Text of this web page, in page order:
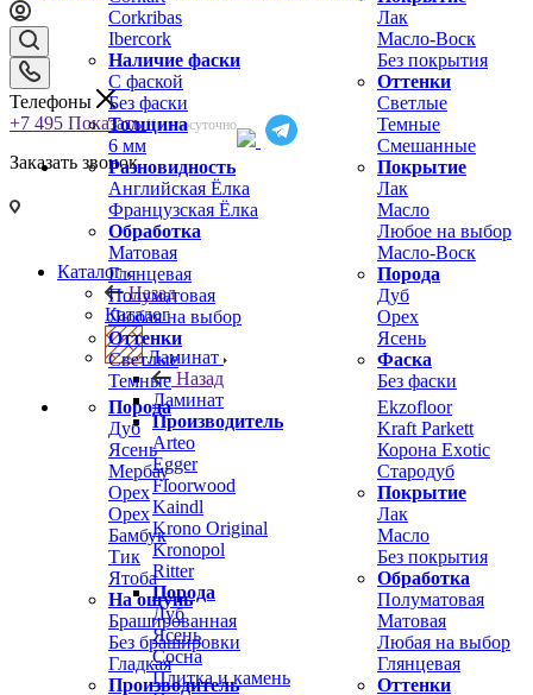
Corkribas
Ibercork
Наличие фаски
С фаской
Без фаски
Толщина
6 мм
Лак
Масло-Воск
Без покрытия
Оттенки
Светлые
Темные
Смешанные
Разновидность
Английская Ёлка
Французская Ёлка
Обработка
Матовая
Глянцевая
Полуматовая
Любая на выбор
Оттенки
Светлые
Темные
Покрытие
Лак
Масло
Любое на выбор
Масло-Воск
Порода
Дуб
Орех
Ясень
Фаска
Без фаски
Порода
Дуб
Ясень
Мербау
Орех
Орех
Бамбук
Тик
Ятоба
На ощупь
Брашированная
Без брашировки
Гладкая
Производитель
Ekzofloor
Kraft Parkett
Корона Exotic
Стародуб
Покрытие
Лак
Масло
Без покрытия
Обработка
Полуматовая
Матовая
Любая на выбор
Глянцевая
Оттенки
Телефоны
+7 495 Показать Круглосуточно
Заказать звонок
Каталог
Назад
Каталог
Ламинат
Назад
Ламинат
Производитель
Arteo
Egger
Floorwood
Kaindl
Krono Original
Kronopol
Ritter
Порода
Дуб
Ясень
Сосна
Плитка и камень